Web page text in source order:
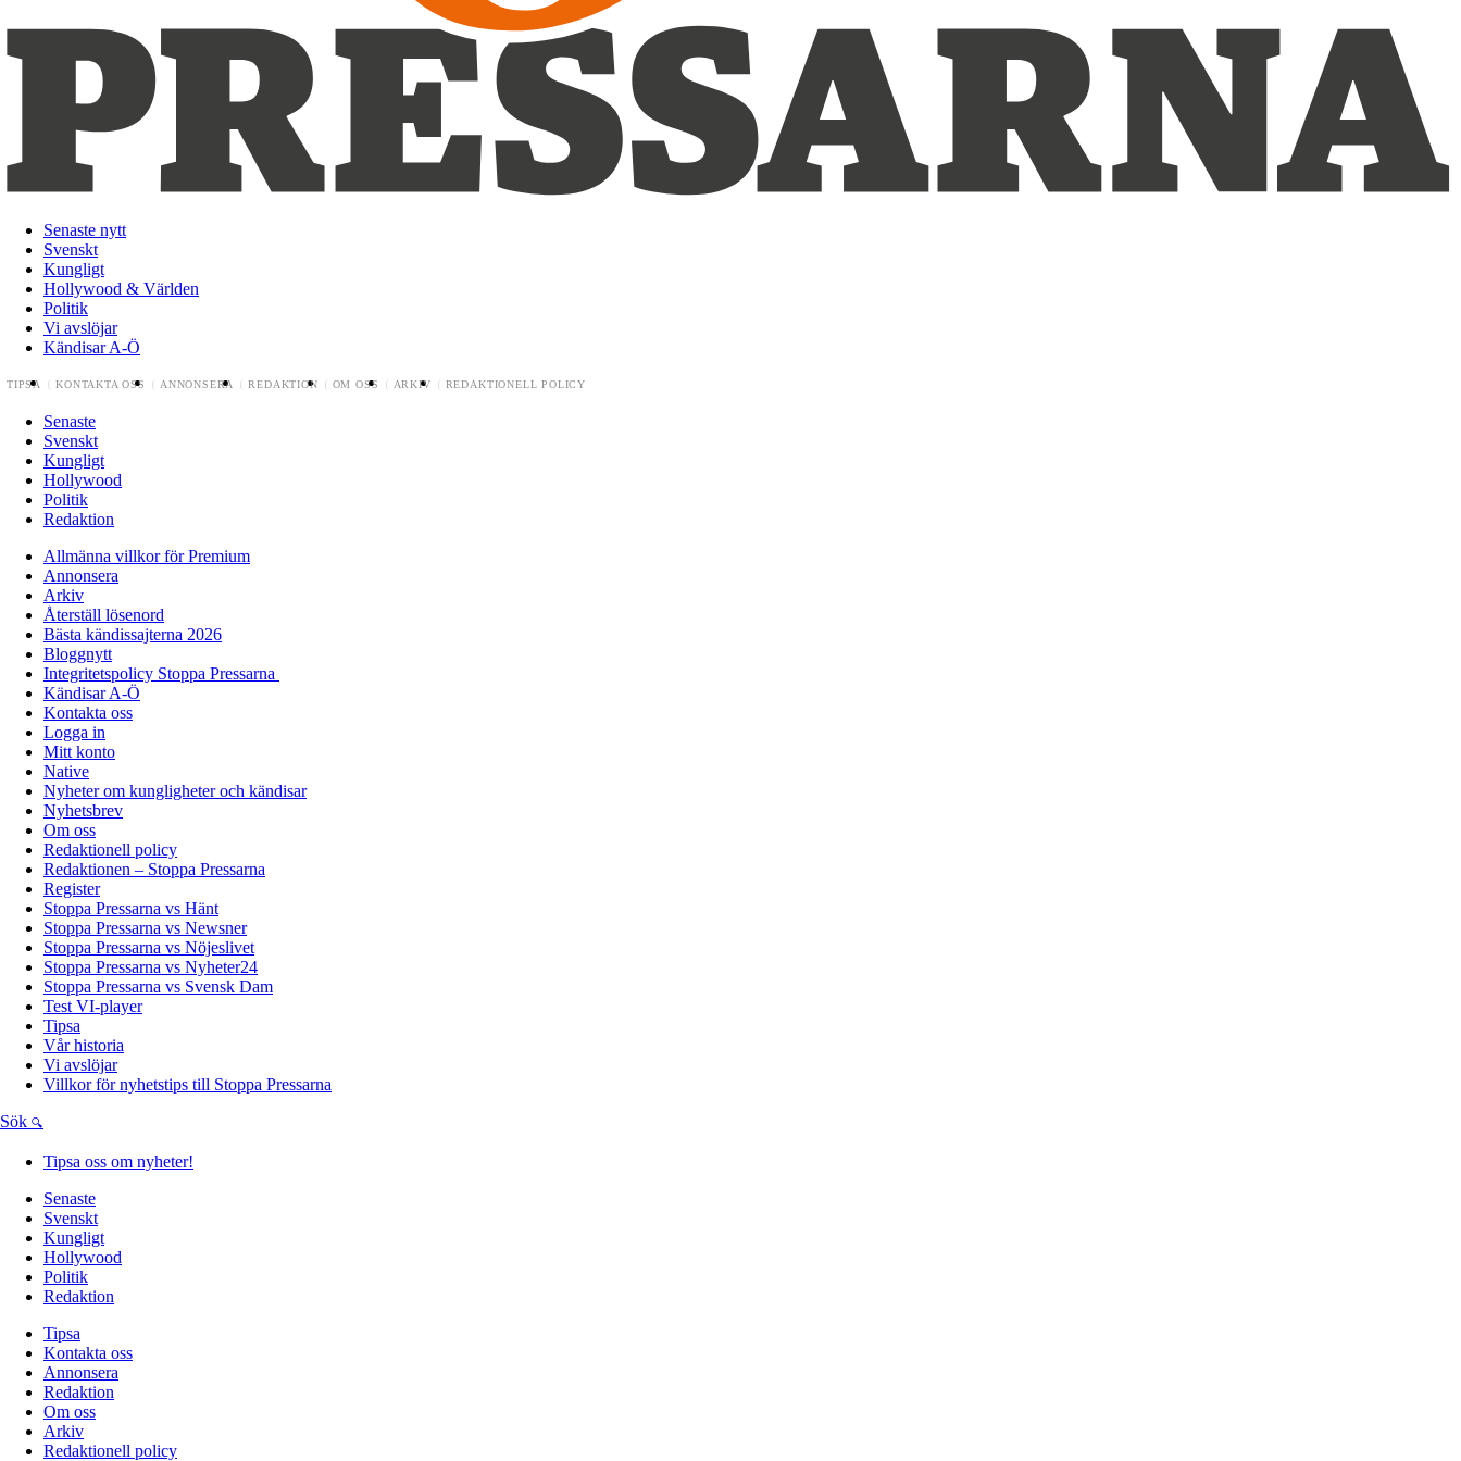
Senaste nytt
Svenskt
Kungligt
Hollywood & Världen
Politik
Vi avslöjar
Kändisar A-Ö
TIPSA KONTAKTA OSS ANNONSERA REDAKTION OM OSS ARKIV REDAKTIONELL POLICY
Senaste
Svenskt
Kungligt
Hollywood
Politik
Redaktion
Allmänna villkor för Premium
Annonsera
Arkiv
Återställ lösenord
Bästa kändissajterna 2026
Bloggnytt
Integritetspolicy Stoppa Pressarna
Kändisar A-Ö
Kontakta oss
Logga in
Mitt konto
Native
Nyheter om kungligheter och kändisar
Nyhetsbrev
Om oss
Redaktionell policy
Redaktionen – Stoppa Pressarna
Register
Stoppa Pressarna vs Hänt
Stoppa Pressarna vs Newsner
Stoppa Pressarna vs Nöjeslivet
Stoppa Pressarna vs Nyheter24
Stoppa Pressarna vs Svensk Dam
Test VI-player
Tipsa
Vår historia
Vi avslöjar
Villkor för nyhetstips till Stoppa Pressarna
Sök
Tipsa oss om nyheter!
Senaste
Svenskt
Kungligt
Hollywood
Politik
Redaktion
Tipsa
Kontakta oss
Annonsera
Redaktion
Om oss
Arkiv
Redaktionell policy